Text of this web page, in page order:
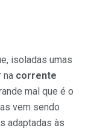
isoladas umas
na corrente
mal que é o
vem sendo
adaptadas às